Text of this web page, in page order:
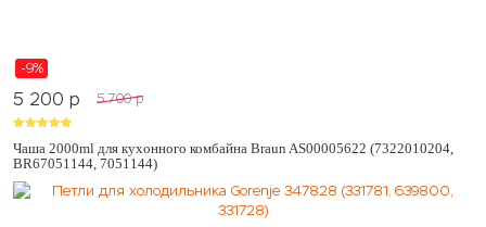
-9%
5 200 p 5 700 p
Чаша 2000ml для кухонного комбайна Braun AS00005622 (7322010204,
BR67051144, 7051144)